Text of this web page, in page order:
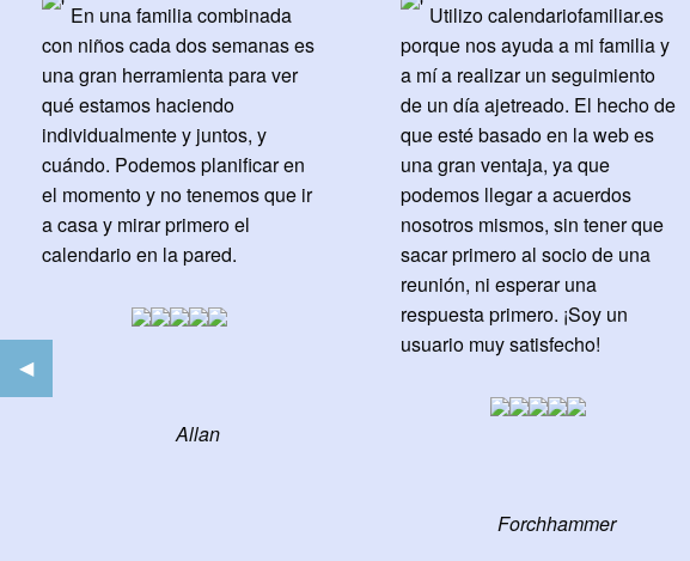
Previous
◀︎
En una familia combinada
con niños cada dos semanas es
una gran herramienta para ver
qué estamos haciendo
individualmente y juntos, y
cuándo. Podemos planificar en
el momento y no tenemos que ir
a casa y mirar primero el
calendario en la pared.
Allan
Utilizo calendariofamiliar.es
porque nos ayuda a mi familia y
a mí a realizar un seguimiento
de un día ajetreado. El hecho de
que esté basado en la web es
una gran ventaja, ya que
podemos llegar a acuerdos
nosotros mismos, sin tener que
sacar primero al socio de una
reunión, ni esperar una
respuesta primero. ¡Soy un
usuario muy satisfecho!
Forchhammer